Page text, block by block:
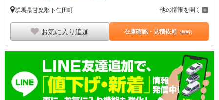
群馬県甘楽郡下仁田町 他の情報を開く
お気に入り追加 在庫確認・見積依頼（無料）